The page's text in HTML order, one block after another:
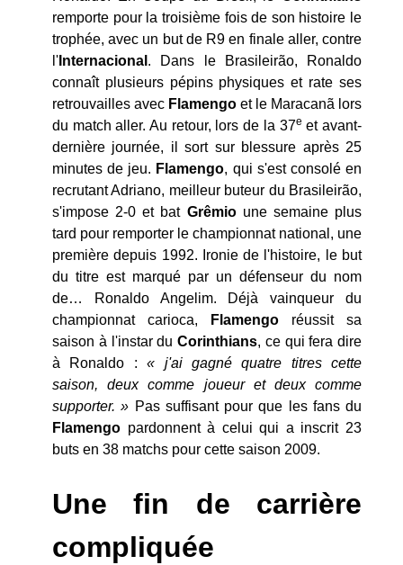
remporte pour la troisième fois de son histoire le
trophée, avec un but de R9 en finale aller, contre
l' Internacional . Dans le Brasileirão, Ronaldo
connaît plusieurs pépins physiques et rate ses
retrouvailles avec Flamengo et le Maracanã lors
du match aller. Au retour, lors de la 37e et avant-
dernière journée, il sort sur blessure après 25
minutes de jeu. Flamengo, qui s'est consolé en
recrutant Adriano, meilleur buteur du Brasileirão,
s'impose 2-0 et bat Grêmioune semaine plus
tard pour remporter le championnat national, une
première depuis 1992. Ironie de l'histoire, le but
du titre est marqué par un défenseur du nom
de… Ronaldo Angelim. Déjà vainqueur du
championnat carioca,
Flamengo réussit sa
saison à l'instar du Corinthians, ce qui fera dire
à Ronaldo :« j'ai gagné quatre titres cette
saison, deux comme joueur et deux comme
supporter. » Pas suffisant pour que les fans du
Flamengo pardonnent à celui qui a inscrit 23
buts en 38 matchs pour cette saison 2009.
Une fin de carrière
compliquée